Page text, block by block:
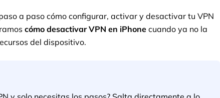
a paso cómo configurar, activar y desactivar tu VPN
cómo desactivar VPN en iPhone cuando ya no la
del dispositivo.